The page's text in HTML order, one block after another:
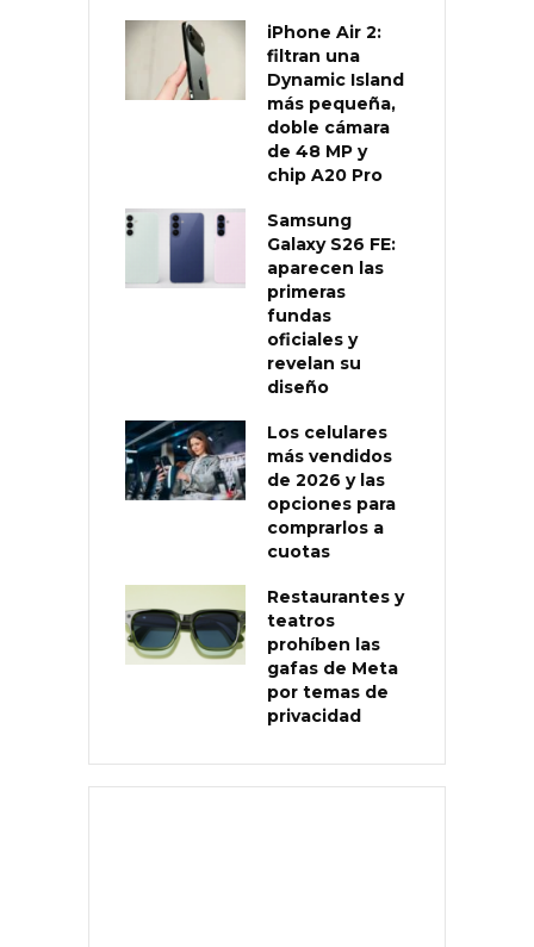
iPhone Air 2:
filtran una
Dynamic Island
más pequeña,
doble cámara
de 48 MP y
chip A20 Pro
Samsung
Galaxy S26 FE:
aparecen las
primeras
fundas
oficiales y
revelan su
diseño
Los celulares
más vendidos
de 2026 y las
opciones para
comprarlos a
cuotas
Restaurantes y
teatros
prohíben las
gafas de Meta
por temas de
privacidad